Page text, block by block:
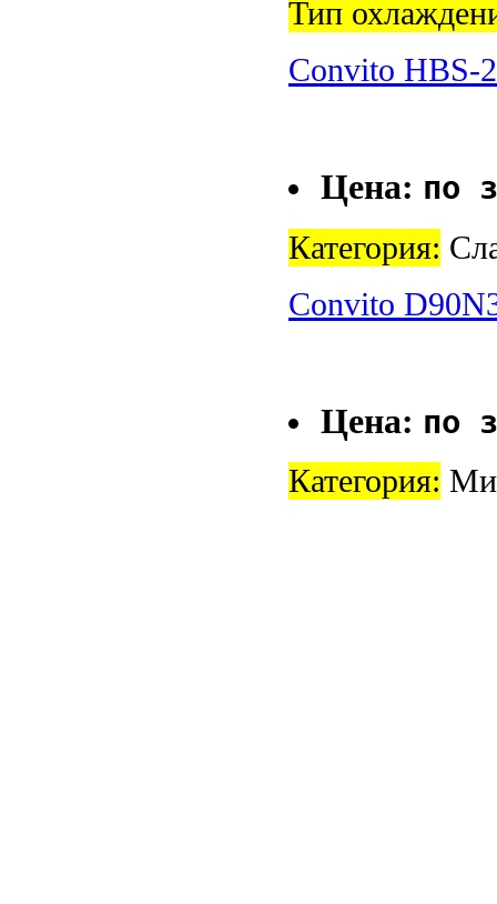
Тип
Convito HBS-
Цена: по
Категория:
Convito
Цена: по
Категория: